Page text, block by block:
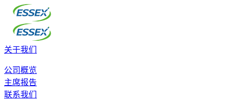
关于我们
公司概览
主席报告
联系我们